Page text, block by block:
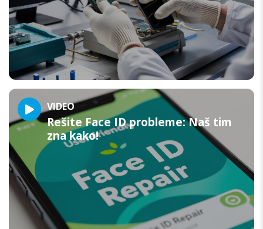
VIDEO
Rešite Face ID probleme: Naš tim
zna kako!